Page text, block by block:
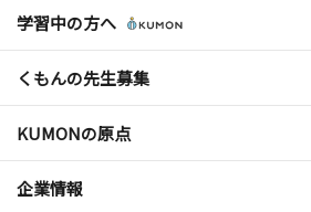
学習中の方へ
くもんの先生募集
KUMONの原点
企業情報